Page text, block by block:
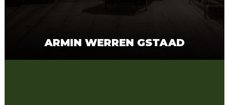
ARMIN WERREN GSTAAD